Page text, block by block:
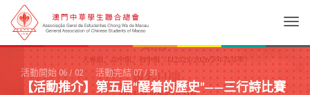
活動開始 06/02 活動完結 07/31
【活動推介】第五屆“醒着的歷史”——三行詩比賽